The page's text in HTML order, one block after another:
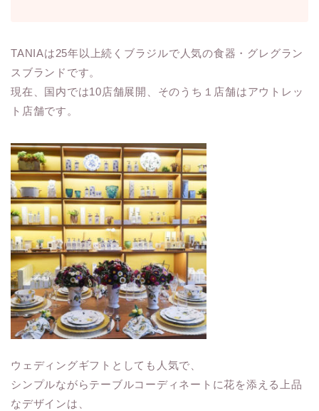
TANIAは25年以上続くブラジルで人気の食器・グレグラン
スブランドです。
現在、国内では10店舗展開、そのうち１店舗はアウトレッ
ト店舗です。
ウェディングギフトとしても人気で、
シンプルながらテーブルコーディネートに花を添える上品
なデザインは、